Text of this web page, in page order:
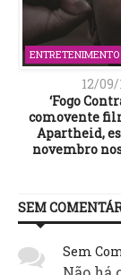
ENTRETENIMENTO
12/09/
‘Fogo
comovente
Apartheid,
novembro
SEM
Sem